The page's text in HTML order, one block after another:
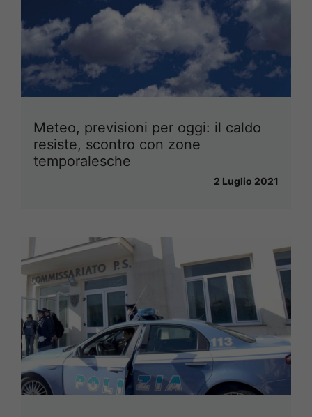
Meteo, previsioni per oggi: il caldo
resiste, scontro con zone
temporalesche
2 Luglio 2021